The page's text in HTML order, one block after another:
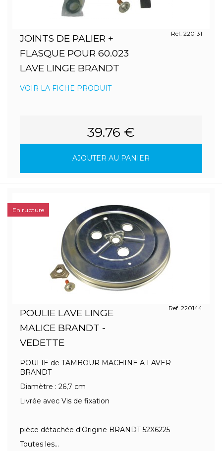
JOINTS DE PALIER +
FLASQUE POUR 60.023
LAVE LINGE BRANDT
Ref. 220131
VOIR LA FICHE PRODUIT
39.76 €
AJOUTER AU PANIER
POULIE LAVE LINGE
MALICE BRANDT -
VEDETTE
Ref. 220144
POULIE de TAMBOUR MACHINE A LAVER
BRANDT
Diamètre : 26,7 cm
Livrée avec Vis de fixation
pièce détachée d'Origine BRANDT 52X6225
Toutes les...
En rupture